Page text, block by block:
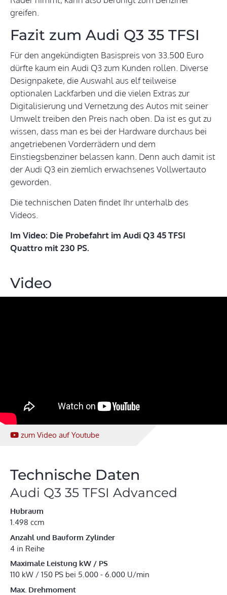
greifen.
Fazit zum Audi Q3 35 TFSI
Für den angekündigten Basispreis von 33.500 Euro
dürfte kaum ein Audi Q3 zum Kunden rollen. Diverse
Designpakete, die Auswahl aus elf teilweise
optionalen Lackfarben und die vielen Extras zur
Digitalisierung und Vernetzung des Autos mit seiner
Umwelt treiben den Preis nach oben. Da ist es gut zu
wissen, dass man es bei der Hardware durchaus bei
angetriebenen Vorderrädern und dem
Einstiegsbenziner belassen kann. Denn auch damit ist
der Audi Q3 ein ziemlich erwachsenes Vollwertauto
geworden.
Die technischen Daten findet Ihr unterhalb des
Videos.
Im Video: Die Probefahrt im Audi Q3 45 TFSI
Quattro mit 230 PS.
Video
zum Video auf Youtube
Technische Daten
Audi Q3 35 TFSI Advanced
Hubraum
1.498 ccm
Anzahl und Bauform Zylinder
4 in Reihe
Maximale Leistung kW / PS
110 kW / 150 PS bei 5.000 - 6.000 U/min
Max. Drehmoment